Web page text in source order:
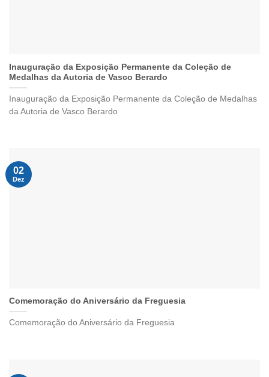
Inauguração da Exposição Permanente da Coleção de
Medalhas da Autoria de Vasco Berardo
Inauguração da Exposição Permanente da Coleção de Medalhas
da Autoria de Vasco Berardo
Comemoração do Aniversário da Freguesia
Comemoração do Aniversário da Freguesia
02
Dez